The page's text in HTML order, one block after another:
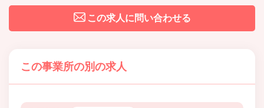
この求人に問い合わせる
この事業所の別の求人